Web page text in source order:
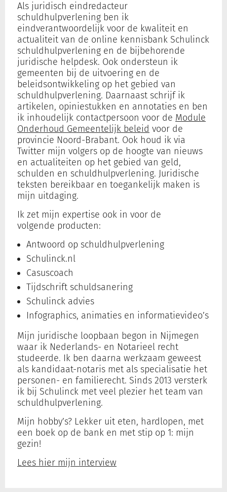
Als juridisch eindredacteur
schuldhulpverlening ben ik
eindverantwoordelijk voor de kwaliteit en
actualiteit van de online kennisbank Schulinck
schuldhulpverlening en de bijbehorende
juridische helpdesk. Ook ondersteun ik
gemeenten bij de uitvoering en de
beleidsontwikkeling op het gebied van
schuldhulpverlening. Daarnaast schrijf ik
artikelen, opiniestukken en annotaties en ben
ik inhoudelijk contactpersoon voor de Module
Onderhoud Gemeentelijk beleid voor de
provincie Noord-Brabant. Ook houd ik via
Twitter mijn volgers op de hoogte van nieuws
en actualiteiten op het gebied van geld,
schulden en schuldhulpverlening. Juridische
teksten bereikbaar en toegankelijk maken is
mijn uitdaging.
Ik zet mijn expertise ook in voor de
volgende producten:
Antwoord op schuldhulpverlening
Schulinck.nl
Casuscoach
Tijdschrift schuldsanering
Schulinck advies
Infographics, animaties en informatievideo’s
Mijn juridische loopbaan begon in Nijmegen
waar ik Nederlands- en Notarieel recht
studeerde. Ik ben daarna werkzaam geweest
als kandidaat-notaris met als specialisatie het
personen- en familierecht. Sinds 2013 versterk
ik bij Schulinck met veel plezier het team van
schuldhulpverlening.
Mijn hobby’s? Lekker uit eten, hardlopen, met
een boek op de bank en met stip op 1: mijn
gezin!
Lees hier mijn interview